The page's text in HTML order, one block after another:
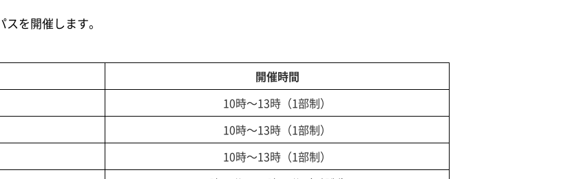
を開催します。
開催時間
10時～13時（1部制）
10時～13時（1部制）
10時～13時（1部制）